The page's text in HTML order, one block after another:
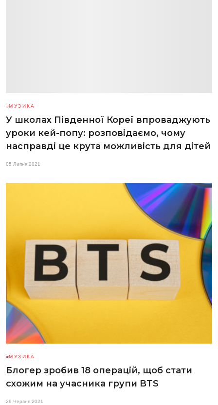
МУЗИКА
У школах Південної Кореї впроваджують
уроки кей-попу: розповідаємо, чому
насправді це крута можливість для дітей
05 Липня 2021
МУЗИКА
Блогер зробив 18 операцій, щоб стати
схожим на учасника групи BTS
29 Червня 2021